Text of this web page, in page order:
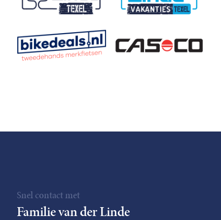
Snel contact met
Familie van der Linde